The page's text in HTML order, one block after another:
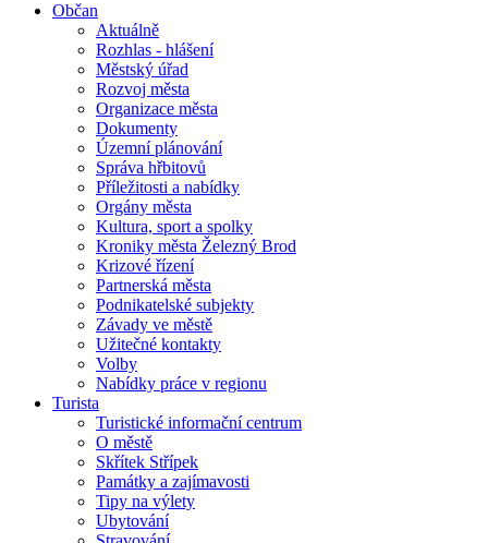
Občan
Aktuálně
Rozhlas - hlášení
Městský úřad
Rozvoj města
Organizace města
Dokumenty
Územní plánování
Správa hřbitovů
Příležitosti a nabídky
Orgány města
Kultura, sport a spolky
Kroniky města Železný Brod
Krizové řízení
Partnerská města
Podnikatelské subjekty
Závady ve městě
Užitečné kontakty
Volby
Nabídky práce v regionu
Turista
Turistické informační centrum
O městě
Skřítek Střípek
Památky a zajímavosti
Tipy na výlety
Ubytování